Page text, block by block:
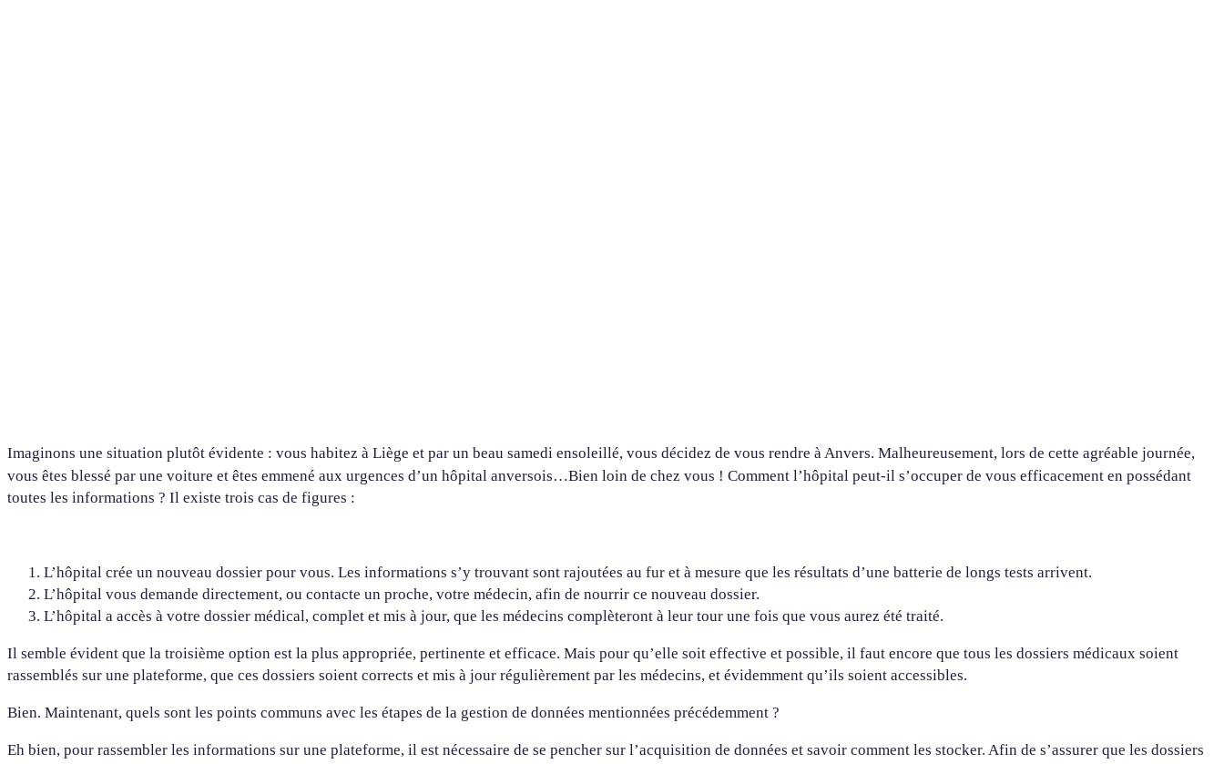
Imaginons une situation plutôt évidente : vous habitez à Liège et par un beau samedi ensoleillé, vous décidez de vous rendre à Anvers. Malheureusement, lors de cette agréable journée,
vous êtes blessé par une voiture et êtes emmené aux urgences d’un hôpital anversois…Bien loin de chez vous ! Comment l’hôpital peut-il s’occuper de vous efficacement en possédant
toutes les informations ? Il existe trois cas de figures :
L’hôpital crée un nouveau dossier pour vous. Les informations s’y trouvant sont rajoutées au fur et à mesure que les résultats d’une batterie de longs tests arrivent.
L’hôpital vous demande directement, ou contacte un proche, votre médecin, afin de nourrir ce nouveau dossier.
L’hôpital a accès à votre dossier médical, complet et mis à jour, que les médecins complèteront à leur tour une fois que vous aurez été traité.
Il semble évident que la troisième option est la plus appropriée, pertinente et efficace. Mais pour qu’elle soit effective et possible, il faut encore que tous les dossiers médicaux soient
rassemblés sur une plateforme, que ces dossiers soient corrects et mis à jour régulièrement par les médecins, et évidemment qu’ils soient accessibles.
Bien. Maintenant, quels sont les points communs avec les étapes de la gestion de données mentionnées précédemment ?
Eh bien, pour rassembler les informations sur une plateforme, il est nécessaire de se pencher sur l’acquisition de données et savoir comment les stocker. Afin de s’assurer que les dossiers